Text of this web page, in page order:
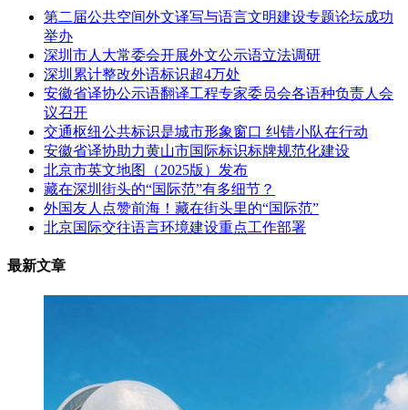
第二届公共空间外文译写与语言文明建设专题论坛成功
举办
深圳市人大常委会开展外文公示语立法调研
深圳累计整改外语标识超4万处
安徽省译协公示语翻译工程专家委员会各语种负责人会
议召开
交通枢纽公共标识是城市形象窗口 纠错小队在行动
安徽省译协助力黄山市国际标识标牌规范化建设
北京市英文地图（2025版）发布
藏在深圳街头的“国际范”有多细节？
外国友人点赞前海！藏在街头里的“国际范”
北京国际交往语言环境建设重点工作部署
最新文章